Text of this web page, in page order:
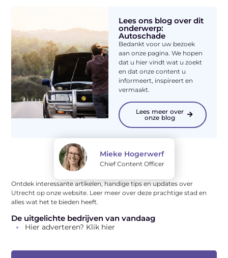
Lees ons blog over dit
onderwerp:
Autoschade
Bedankt voor uw bezoek
aan onze pagina. We hopen
dat u hier vindt wat u zoekt
en dat onze content u
informeert, inspireert en
vermaakt.
Lees meer over
onze blog
Mieke Hogerwerf
Chief Content Officer
Ontdek interessante artikelen, handige tips en updates over
Utrecht op onze website. Leer meer over deze prachtige stad en
alles wat het te bieden heeft.
De uitgelichte bedrijven van vandaag
Hier adverteren? Klik hier